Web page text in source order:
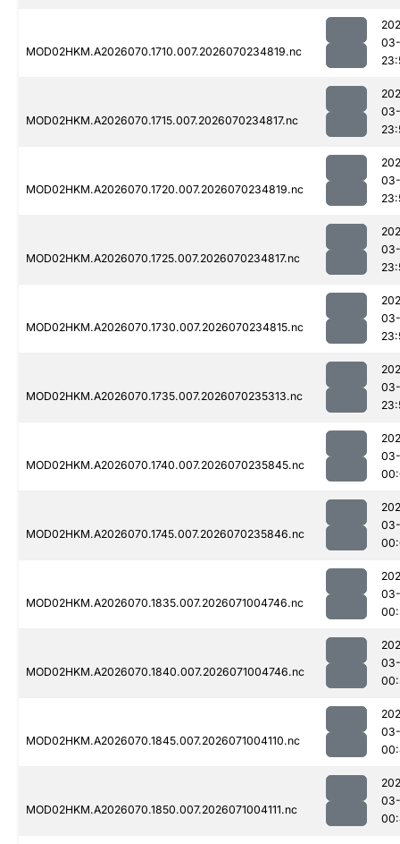
MOD02HKM.A2026070.1710.007.2026070234819.nc
03-
MOD02HKM.A2026070.1715.007.2026070234817.nc
03-
MOD02HKM.A2026070.1720.007.2026070234819.nc
03-
MOD02HKM.A2026070.1725.007.2026070234817.nc
03-
MOD02HKM.A2026070.1730.007.2026070234815.nc
03-
MOD02HKM.A2026070.1735.007.2026070235313.nc
03-
MOD02HKM.A2026070.1740.007.2026070235845.nc
MOD02HKM.A2026070.1745.007.2026070235846.nc
MOD02HKM.A2026070.1835.007.2026071004746.nc
MOD02HKM.A2026070.1840.007.2026071004746.nc
MOD02HKM.A2026070.1845.007.2026071004110.nc
MOD02HKM.A2026070.1850.007.2026071004111.nc